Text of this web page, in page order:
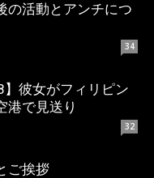
の活動とアンチにつ
34
】彼女がフィリピン
港で見送り
32
ご挨拶